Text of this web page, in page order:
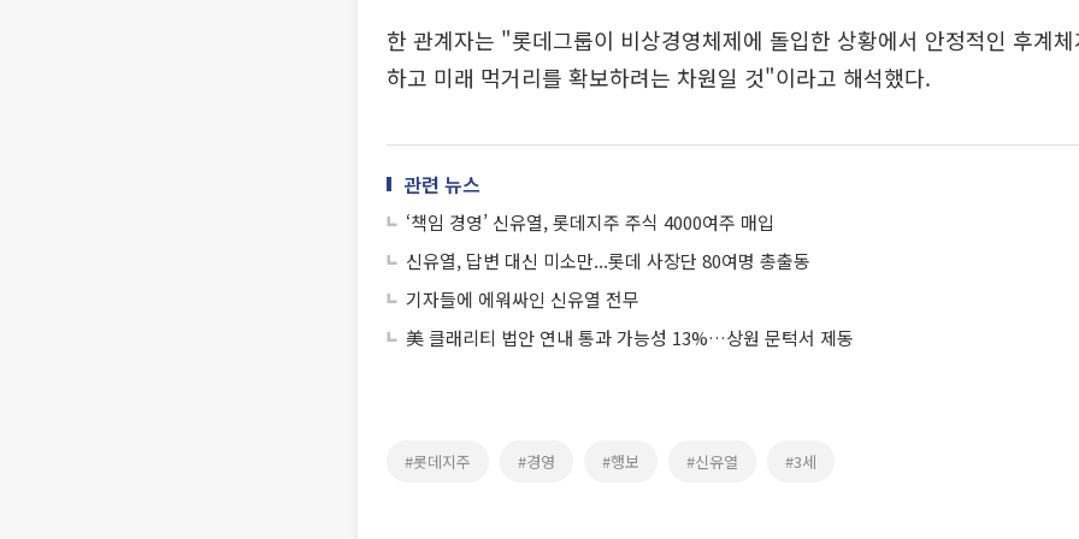
한 관계자는 "롯데그룹이 비상경영체제에 돌입한 상황에서 안정적인 후계
하고 미래 먹거리를 확보하려는 차원일 것"이라고 해석했다.
관련 뉴스
‘책임 경영’ 신유열, 롯데지주 주식 4000여주 매입
신유열, 답변 대신 미소만...롯데 사장단 80여명 총출동
기자들에 에워싸인 신유열 전무
美 클래리티 법안 연내 통과 가능성 13%…상원 문턱서 제동
#롯데지주 #경영 #행보 #신유열 #3세